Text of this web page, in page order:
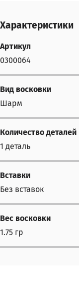
Характеристики
Артикул
0300064
Вид восковки
Шарм
Количество деталей
1 деталь
Вставки
Без вставок
Вес восковки
1.75 гр